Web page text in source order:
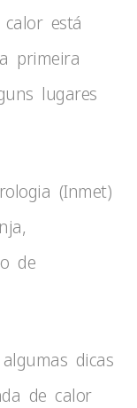
está
primeira
lugares
(Inmet)
de
dicas
de calor